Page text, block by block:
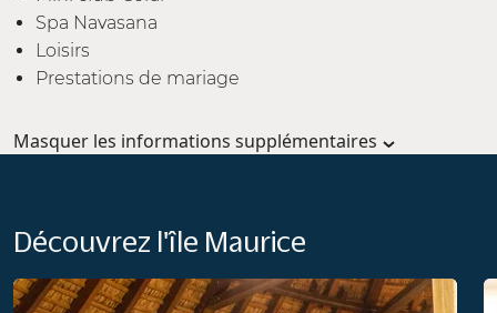
Spa Navasana
Loisirs
Prestations de mariage
Masquer les informations supplémentaires
Découvrez l'île Maurice